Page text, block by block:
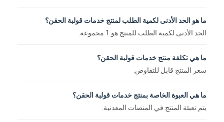
ما هو الحد الأدنى لكمية الطلب لمنتج خدمات قولبة الحقن؟
الحد الأدنى لكمية الطلب للمنتج هو 1 مجموعة.
ما هي تكلفة منتج خدمات قولبة الحقن؟
سعر المنتج قابل للتفاوض.
ما هي العبوة الخاصة بمنتج خدمات قولبة الحقن؟
يتم تعبئة المنتج في المنصات المعدنية.